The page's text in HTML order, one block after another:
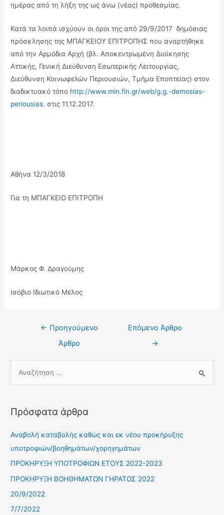
ημέρας από τη λήξη της ως άνω (νέας) προθεσμίας.
Κατά τα λοιπά ισχύουν οι όροι της από 29/9/2017 δημόσιας
πρόσκλησης της ΜΠΑΓΚΕΙΟΥ ΕΠΙΤΡΟΠΗΣ που αναρτήθηκε
από την Αρμόδια Αρχή (βλ. Αποκεντρωμένη Διοίκησης
Αττικής, Γενική Διεύθυνση Εσωτερικής Λειτουργίας,
Διεύθυνση Κοινωφελών Περιουσιών, Τμήμα Εποπτείας) στον
διαδικτυακό τόπο http://www.min.fin.gr/web/g.g.-demosias-
periousias. στις 11.12.2017.
Αθήνα 12/3/2018
Για τη ΜΠΑΓΚΕΙΟ ΕΠΙΤΡΟΠΗ
Μάρκος Φ. Δραγούμης
Ισόβιο Ιδιωτικό Μέλος
← Προηγούμενο
Άρθρο
Επόμενο Άρθρο
→
Πρόσφατα άρθρα
Αναβολή καταβολής καθώς και εκ νέου προκήρυξης
υποτροφιών/βοηθημάτων/χορηγημάτων
ΠΡΟΚΗΡΥΞΗ ΥΠΟΤΡΟΦΙΩΝ ΕΤΟΥΣ 2022-2023
ΠΡΟΚΗΡΥΞΗ ΒΟΗΘΗΜΑΤΩΝ ΓΗΡΑΤΟΣ 2022
20/9/2022
7/7/2022